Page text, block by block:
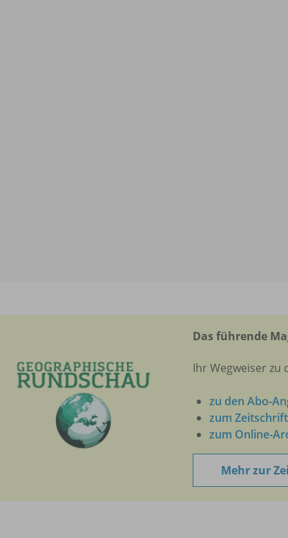
Das führende
Ihr Wegweiser zu
zu den Abo-
zum
zum Online-
Mehr zur